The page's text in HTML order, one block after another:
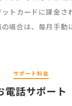
トカードに課金さ
場合は、毎月手動
サポート料金
電話サポート